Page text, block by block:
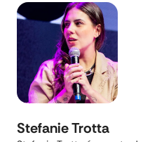
Stefanie Trotta